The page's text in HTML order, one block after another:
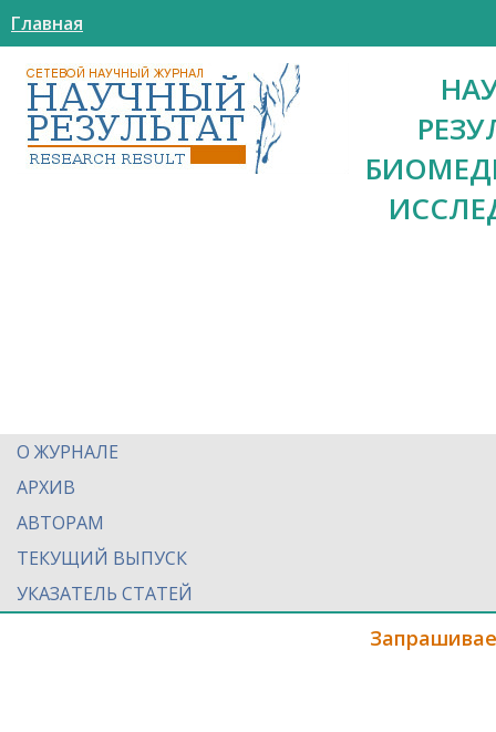
Главная
О ЖУРНАЛЕ
АРХИВ
АВТОРАМ
ТЕКУЩИЙ ВЫПУСК
УКАЗАТЕЛЬ СТАТЕЙ